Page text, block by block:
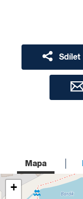
Sdílet
Mapa
+